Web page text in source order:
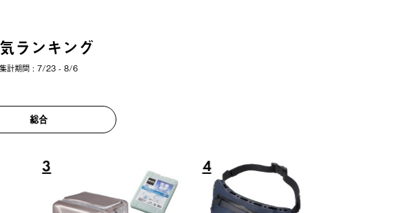
ランキング
集計期間 : 7/23 - 8/6
総合
7 8